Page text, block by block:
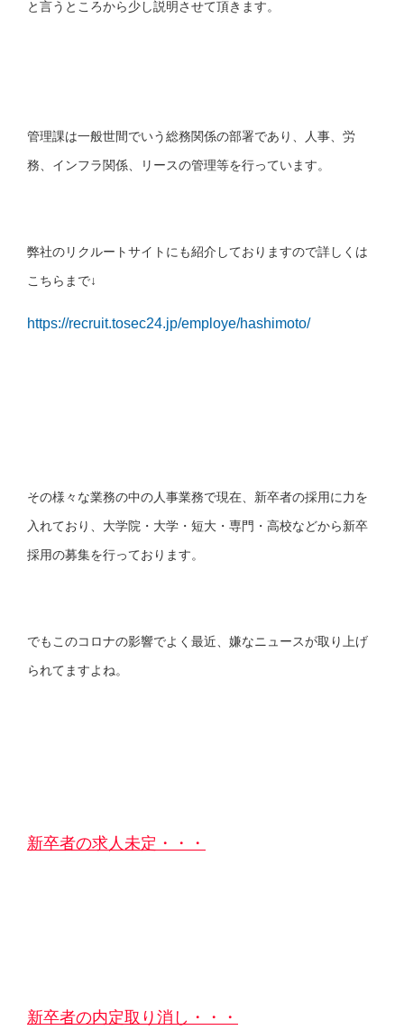
と言うところから少し説明させて頂きます。
管理課は一般世間でいう総務関係の部署であり、人事、労
務、インフラ関係、リースの管理等を行っています。
弊社のリクルートサイトにも紹介しておりますので詳しくは
こちらまで↓
https://recruit.tosec24.jp/employe/hashimoto/
その様々な業務の中の人事業務で現在、新卒者の採用に力を
入れており、大学院・大学・短大・専門・高校などから新卒
採用の募集を行っております。
でもこのコロナの影響でよく最近、嫌なニュースが取り上げ
られてますよね。
新卒者の求人未定・・・
新卒者の内定取り消し・・・